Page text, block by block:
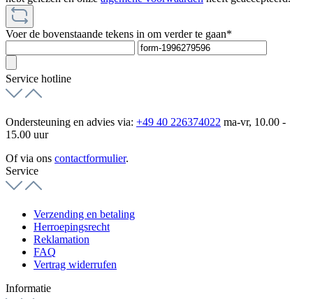
Voer de bovenstaande tekens in om verder te gaan*
Service hotline
Ondersteuning en advies via: +49 40 226374022 ma-vr, 10.00 -
15.00 uur
Of via ons contactformulier.
Service
Verzending en betaling
Herroepingsrecht
Reklamation
FAQ
Vertrag widerrufen
Informatie